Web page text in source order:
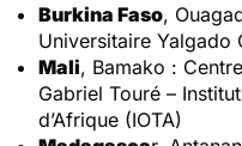
Burkina Faso,
Universitaire Yalgado
Mali, Bamako :
Gabriel Touré –
d’Afrique (IOTA)